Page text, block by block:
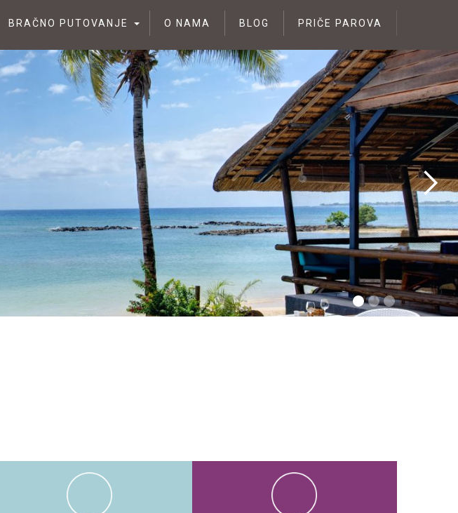
BRAČNO PUTOVANJE O NAMA BLOG PRIČE PAROVA